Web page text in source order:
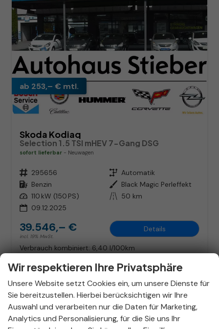
ab 253,– € mtl.
Skoda Kodiaq
Selection 1.5 TSI mHEV 7-Gang DSG
sofort lieferbar Neuwagen
Fahrzeugnr. 295656 Getriebe Automatik
Kraftstoff Benzin Außenfarbe Black Magic Perleffekt
Leistung 110 kW (150 PS) Kilometerstand 50 km
09.12.2025
39.546,– €
incl. 19% MwSt.
Details
Verbrauch kombiniert: 6,40 l/100km
CO -Klasse: E
CO2-Emissionen: 150,00 g/km
Wir respektieren Ihre Privatsphäre
Unsere Website setzt Cookies ein, um unsere Dienste für
Sie bereitzustellen. Hierbei berücksichtigen wir Ihre
Auswahl und verarbeiten nur die Daten für Marketing,
Analytics und Personalisierung, für die Sie uns Ihr